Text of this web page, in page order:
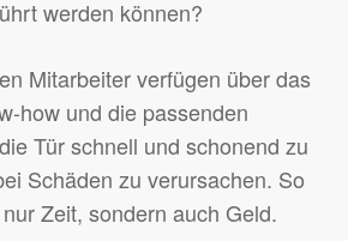
werden können?
Mitarbeiter verfügen über das
how und die passenden
Tür schnell und schonend zu
Schäden zu verursachen. So
Zeit, sondern auch Geld.